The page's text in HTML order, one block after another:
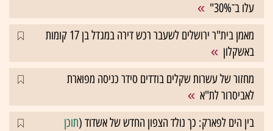
עלו ב־30%"
מאמן בית"ר ירושלים לשעבר רכש דירה במגדל בן 17 קומות
באשקלון
מחזור של עשרות שקלים בודדים סידר כניסה מפוארת
לאביסרור לת"א
בין הים לפארק: כך נולד הצפון החדש של אשדוד (תוכן